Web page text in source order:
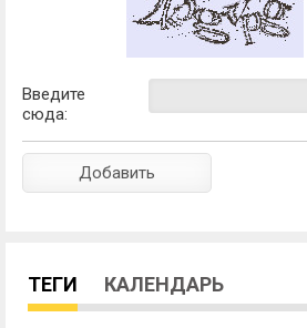
Введите
сюда:
ТЕГИ КАЛЕНДАРЬ